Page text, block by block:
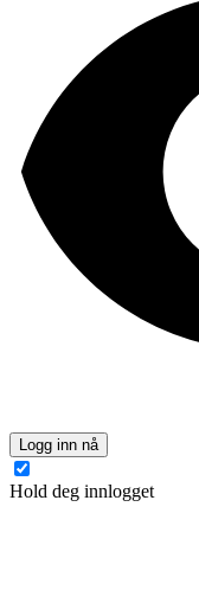
Logg inn nå
Hold deg innlogget